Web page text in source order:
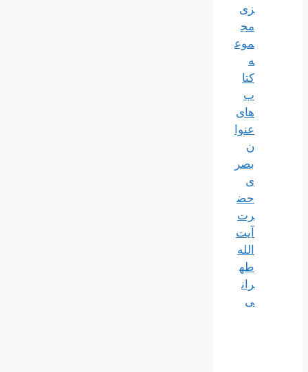
زی
مج
موع
ه
کتا
ب
های
عنوا
ن
بصر
ی
حض
رت
آیت
الله
طه
ران
ی